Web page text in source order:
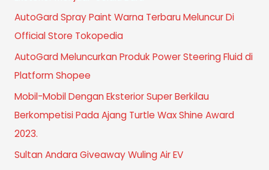
AutoGard Spray Paint Warna Terbaru Meluncur Di
Official Store Tokopedia
AutoGard Meluncurkan Produk Power Steering Fluid di
Platform Shopee
Mobil-Mobil Dengan Eksterior Super Berkilau
Berkompetisi Pada Ajang Turtle Wax Shine Award
2023.
Sultan Andara Giveaway Wuling Air EV